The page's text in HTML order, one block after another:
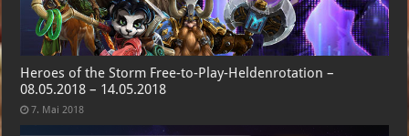
Heroes of the Storm Free-to-Play-Heldenrotation –
08.05.2018 – 14.05.2018
7. Mai 2018